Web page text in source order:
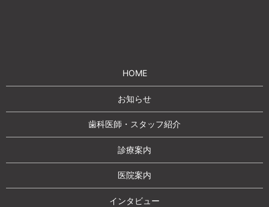
HOME
お知らせ
歯科医師・スタッフ紹介
診療案内
医院案内
インタビュー